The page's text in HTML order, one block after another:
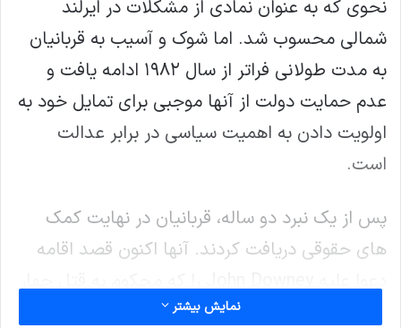
نحوی که به عنوان نمادی از مشکلات در ایرلند
شمالی محسوب شد. اما شوک و آسیب به قربانیان
به مدت طولانی فراتر از سال ۱۹۸۲ ادامه یافت و
عدم حمایت دولت از آنها موجبی برای تمایل خود به
اولویت دادن به اهمیت سیاسی در برابر عدالت
است.
پس از یک نبرد دو ساله، قربانیان در نهایت کمک
های حقوقی دریافت کردند. آنها اکنون قصد اقامه
سرباز شده و انکار کرده بود دارند، که که از جانب
نمایش بیشتر